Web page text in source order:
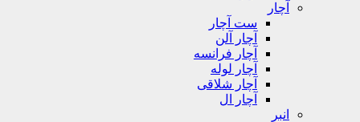
آچار
ست آچار
آچار آلن
آچار فرانسه
آچار لوله
آچار شلاقی
آچار ال
انبر